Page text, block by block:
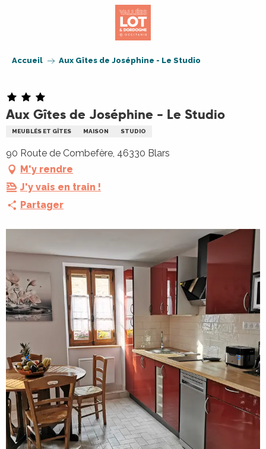
Accueil Aux Gîtes de Joséphine - Le Studio
Aux Gîtes de Joséphine - Le Studio
MEUBLÉS ET GÎTES MAISON STUDIO
90 Route de Combefère, 46330 Blars
M'y rendre
J'y vais en train !
Partager